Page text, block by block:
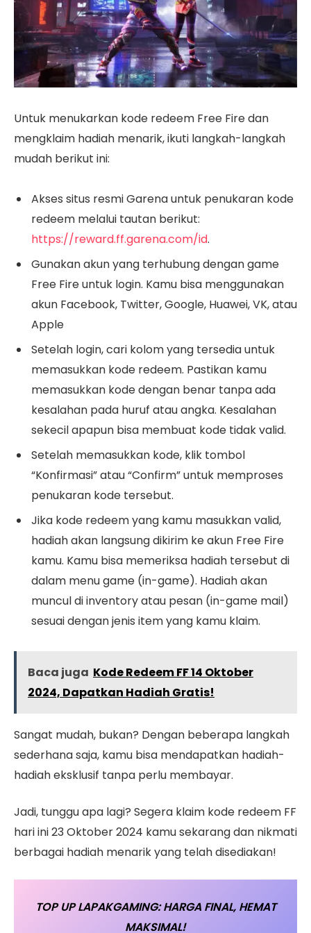
Untuk menukarkan kode redeem Free Fire dan
mengklaim hadiah menarik, ikuti langkah-langkah
mudah berikut ini:
Akses situs resmi Garena untuk penukaran kode
redeem melalui tautan berikut:
https://reward.ff.garena.com/id.
Gunakan akun yang terhubung dengan game
Free Fire untuk login. Kamu bisa menggunakan
akun Facebook, Twitter, Google, Huawei, VK, atau
Apple
Setelah login, cari kolom yang tersedia untuk
memasukkan kode redeem. Pastikan kamu
memasukkan kode dengan benar tanpa ada
kesalahan pada huruf atau angka. Kesalahan
sekecil apapun bisa membuat kode tidak valid.
Setelah memasukkan kode, klik tombol
“Konfirmasi” atau “Confirm” untuk memproses
penukaran kode tersebut.
Jika kode redeem yang kamu masukkan valid,
hadiah akan langsung dikirim ke akun Free Fire
kamu. Kamu bisa memeriksa hadiah tersebut di
dalam menu game (in-game). Hadiah akan
muncul di inventory atau pesan (in-game mail)
sesuai dengan jenis item yang kamu klaim.
Baca juga Kode Redeem FF 14 Oktober
2024, Dapatkan Hadiah Gratis!
Sangat mudah, bukan? Dengan beberapa langkah
sederhana saja, kamu bisa mendapatkan hadiah-
hadiah eksklusif tanpa perlu membayar.
Jadi, tunggu apa lagi? Segera klaim kode redeem FF
hari ini 23 Oktober 2024 kamu sekarang dan nikmati
berbagai hadiah menarik yang telah disediakan!
TOP UP LAPAKGAMING: HARGA FINAL, HEMAT
MAKSIMAL!